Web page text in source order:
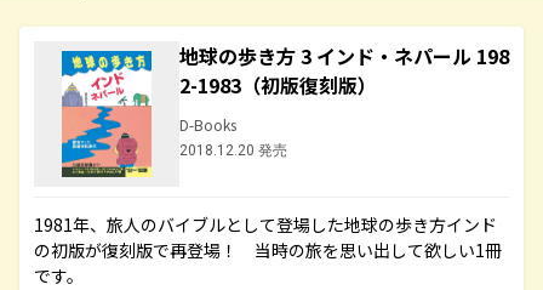
地球の歩き方 3 インド・ネパール 198
2-1983（初版復刻版）
D-Books
2018.12.20 発売
1981年、旅人のバイブルとして登場した地球の歩き方インド
の初版が復刻版で再登場！ 当時の旅を思い出して欲しい1冊
です。